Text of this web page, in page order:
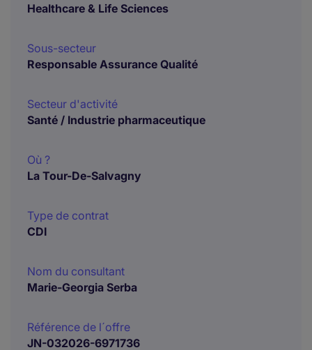
Healthcare & Life Sciences
Sous-secteur
Responsable Assurance Qualité
Secteur d'activité
Santé / Industrie pharmaceutique
Où ?
La Tour-De-Salvagny
Type de contrat
CDI
Nom du consultant
Marie-Georgia Serba
Référence de l´offre
JN-032026-6971736